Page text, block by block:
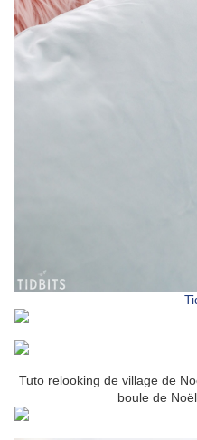
Tuto relooking de village de
boule de Noël